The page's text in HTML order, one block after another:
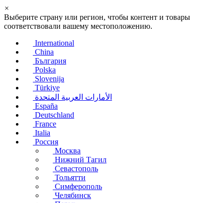
×
Выберите страну или регион, чтобы контент и товары
соответствовали вашему местоположению.
International
China
България
Polska
Slovenija
Türkiye
الأمارات العربية المتحدة
España
Deutschland
France
Italia
Россия
Москва
Нижний Тагил
Севастополь
Тольятти
Симферополь
Челябинск